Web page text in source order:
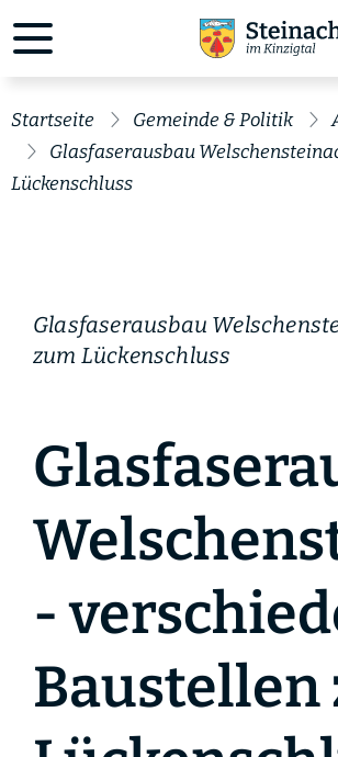
Startseite Gemeinde & Politik
Glasfaserausbau
Lückenschluss
Glasfaserausbau
zum Lückenschluss
-
Baustellen